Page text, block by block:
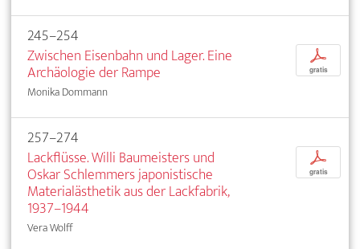
245–254
Zwischen Eisenbahn und Lager. Eine
Archäologie der Rampe
Monika Dommann
p
gratis
257–274
Lackflüsse. Willi Baumeisters und
Oskar Schlemmers japonistische
Materialästhetik aus der Lackfabrik,
1937–1944
Vera Wolff
p
gratis